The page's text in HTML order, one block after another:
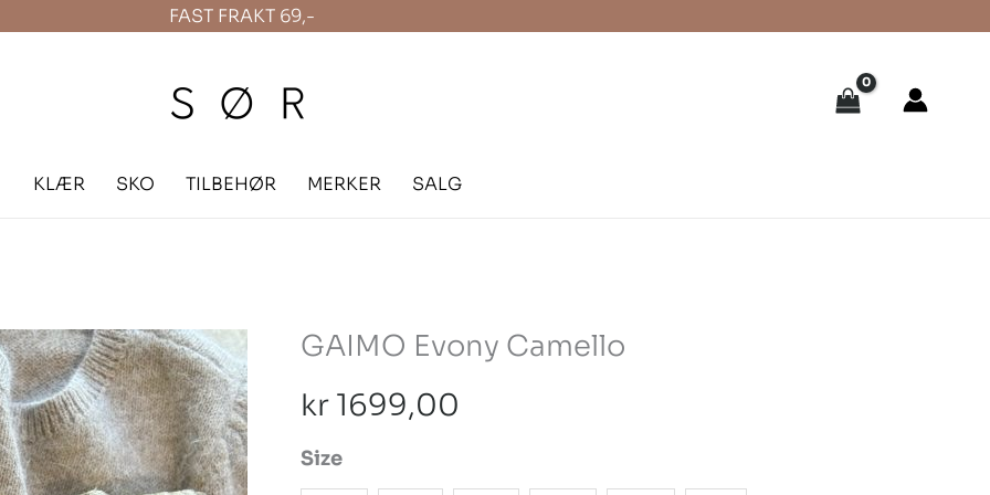
FAST FRAKT 69,-
KLÆR SKO TILBEHØR MERKER SALG
GAIMO Evony Camello
kr 1699,00
Size
GAIMO
Camello
antall